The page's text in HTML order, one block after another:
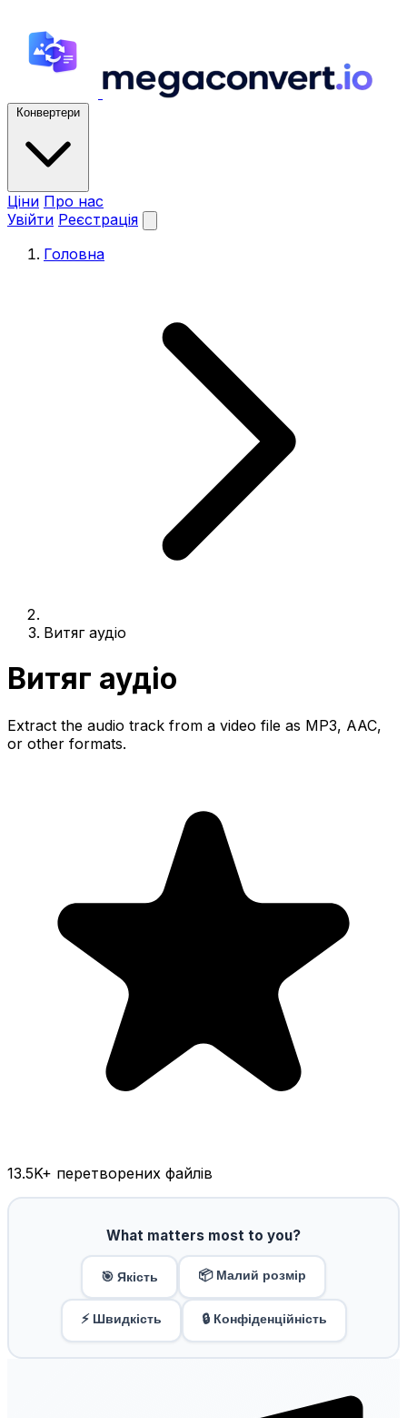
Конвертери
Ціни Про нас
Увійти Реєстрація
Головна
Витяг аудіо
Витяг аудіо
Extract the audio track from a video file as MP3, AAC,
or other formats.
13.5K+ перетворених файлів
What matters most to you?
🎯 Якість 📦 Малий розмір
⚡ Швидкість 🔒 Конфіденційність